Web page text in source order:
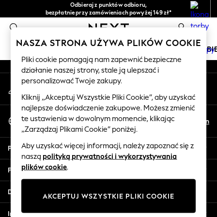
Odbieraj z punktów odbioru,
bezpłatnie przy zamówieniach powyżej 149 zł*
Łatwe zwroty*
0
HOLIDAY SHOP
Women's Holiday Shop
All Swimwear
All Beachwear
Bags & Accessories
Beach Dresses & Kaftans
Dresses
Flip Flops
Sliders
Jumpsuits & Playsuits
Sandals
Shorts
An error occurred on client
Nasze media społecznościowe
Moje konto
Zaloguj się na swoje konto
Wybierz Język
Polski
En
Pomoc
Prywatność i zasady prawne
Działy
Inne usługi
NASZA STRONA UŻYWA PLIKÓW COOKIE
Pliki cookie pomagają nam zapewnić bezpieczne
działanie naszej strony, stale ją ulepszać i
personalizować Twoje zakupy.
Kliknij „Akceptuj Wszystkie Pliki Cookie”, aby uzyskać
najlepsze doświadczenie zakupowe. Możesz zmienić
te ustawienia w dowolnym momencie, klikając
„Zarządzaj Plikami Cookie” poniżej.
Aby uzyskać więcej informacji, należy zapoznać się z
naszą polityką prywatności i wykorzystywania
plików cookie.
AKCEPTUJ WSZYSTKIE PLIKI COOKIE